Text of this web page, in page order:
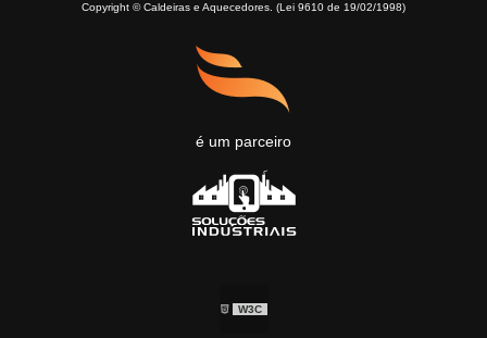
Copyright © Caldeiras e Aquecedores. (Lei 9610 de 19/02/1998)
é um parceiro
W3C